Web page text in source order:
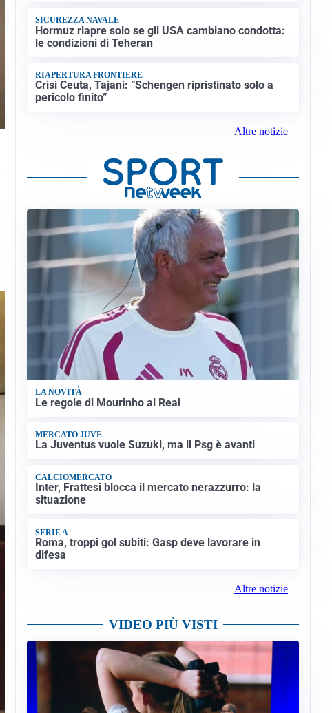
SICUREZZA NAVALE
Hormuz riapre solo se gli USA cambiano condotta:
le condizioni di Teheran
RIAPERTURA FRONTIERE
Crisi Ceuta, Tajani: “Schengen ripristinato solo a
pericolo finito”
Altre notizie
LA NOVITÀ
Le regole di Mourinho al Real
MERCATO JUVE
La Juventus vuole Suzuki, ma il Psg è avanti
CALCIOMERCATO
Inter, Frattesi blocca il mercato nerazzurro: la
situazione
SERIE A
Roma, troppi gol subiti: Gasp deve lavorare in
difesa
Altre notizie
VIDEO PIÙ VISTI